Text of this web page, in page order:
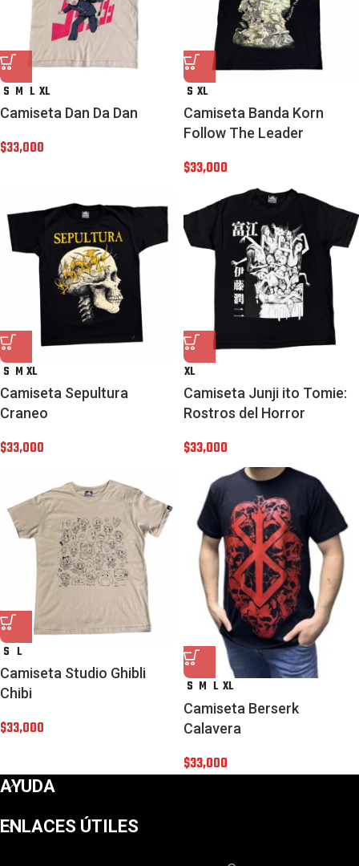
S M L XL
Camiseta Dan Da Dan
$33,000
S XL
Camiseta Banda Korn
Follow The Leader
$33,000
S M XL
Camiseta Sepultura
Craneo
$33,000
XL
Camiseta Junji ito Tomie:
Rostros del Horror
$33,000
S L
Camiseta Studio Ghibli
Chibi
$33,000
S M L XL
Camiseta Berserk
Calavera
$33,000
AYUDA
ENLACES ÚTILES